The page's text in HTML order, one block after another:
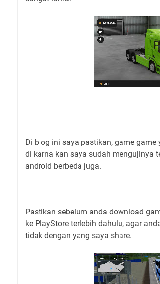
Di blog ini saya pastikan, game game
di karna kan saya sudah mengujinya
android berbeda juga.
Pastikan sebelum anda download
ke PlayStore terlebih dahulu, agar
tidak dengan yang saya share.